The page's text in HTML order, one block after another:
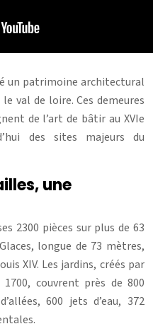
un patrimoine architectural
val de loire. Ces demeures
de l’art de bâtir au XVIe
des sites majeurs du
une
2300 pièces sur plus de 63
longue de 73 mètres,
XIV. Les jardins, créés par
couvrent près de 800
600 jets d’eau, 372